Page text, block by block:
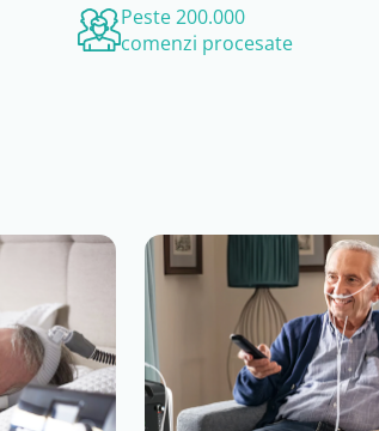
Peste 200.000
comenzi procesate